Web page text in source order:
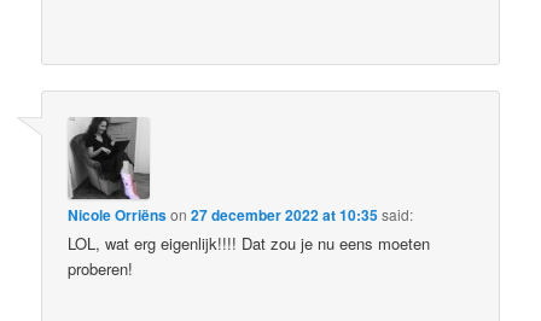
Nicole Orriënson27 december 2022 at 10:35said:
LOL, wat erg eigenlijk!!!! Dat zou je nu eens moeten
proberen!